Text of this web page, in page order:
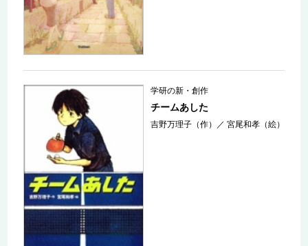
学研の新・創作
チームあした
吉野万理子（作） ／宮尾和孝（絵）